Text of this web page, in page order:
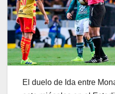
El duelo de Ida entre